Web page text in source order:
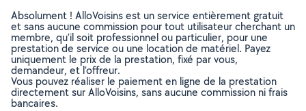
Absolument ! AlloVoisins est un service entièrement gratuit
et sans aucune commission pour tout utilisateur cherchant un
membre, qu’il soit professionnel ou particulier, pour une
prestation de service ou une location de matériel. Payez
uniquement le prix de la prestation, fixé par vous,
demandeur, et l’offreur.
Vous pouvez réaliser le paiement en ligne de la prestation
directement sur AlloVoisins, sans aucune commission ni frais
bancaires.